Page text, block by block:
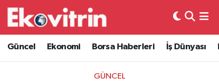
Güncel Ekonomi Borsa Haberleri İş Dünyası
GÜNCEL
Güncel
Ekonomi
Hava Durumu
Trafik Durumu